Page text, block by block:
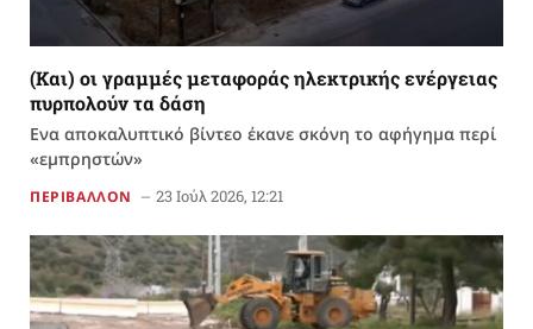
(Και) οι γραμμές μεταφοράς ηλεκτρικής ενέργειας
πυρπολούν τα δάση
Ενα αποκαλυπτικό βίντεο έκανε σκόνη το αφήγημα περί
«εμπρηστών»
ΠΕΡΙΒΑΛΛΟΝ 23 Ιούλ 2026, 12:21